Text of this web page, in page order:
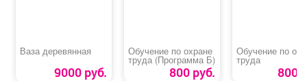
Ваза деревянная
9000 руб.
Обучение по охране
труда (Программа Б)
800 руб.
Обучение по
труда
800